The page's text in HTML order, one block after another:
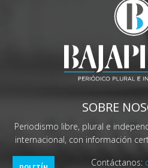
SOBRE
Periodismo libre, plural e
internacional, con información
Contáctanos: